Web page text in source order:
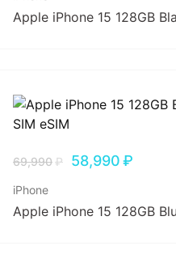
Apple iPhone 15 128GB
69,990₽ 58,990₽
iPhone
Apple iPhone 15 128GB